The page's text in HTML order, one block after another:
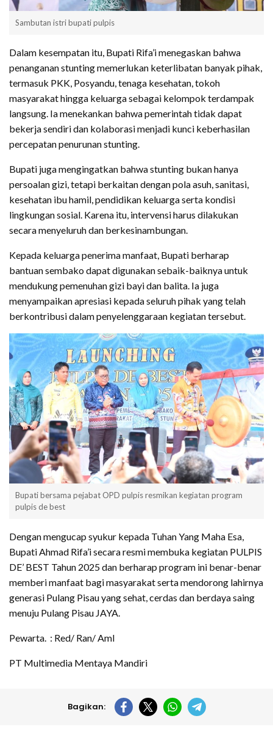
Sambutan istri bupati pulpis
Dalam kesempatan itu, Bupati Rifa’i menegaskan bahwa
penanganan stunting memerlukan keterlibatan banyak pihak,
termasuk PKK, Posyandu, tenaga kesehatan, tokoh
masyarakat hingga keluarga sebagai kelompok terdampak
langsung. Ia menekankan bahwa pemerintah tidak dapat
bekerja sendiri dan kolaborasi menjadi kunci keberhasilan
percepatan penurunan stunting.
Bupati juga mengingatkan bahwa stunting bukan hanya
persoalan gizi, tetapi berkaitan dengan pola asuh, sanitasi,
kesehatan ibu hamil, pendidikan keluarga serta kondisi
lingkungan sosial. Karena itu, intervensi harus dilakukan
secara menyeluruh dan berkesinambungan.
Kepada keluarga penerima manfaat, Bupati berharap
bantuan sembako dapat digunakan sebaik-baiknya untuk
mendukung pemenuhan gizi bayi dan balita. Ia juga
menyampaikan apresiasi kepada seluruh pihak yang telah
berkontribusi dalam penyelenggaraan kegiatan tersebut.
Bupati bersama pejabat OPD pulpis resmikan kegiatan program
pulpis de best
Dengan mengucap syukur kepada Tuhan Yang Maha Esa,
Bupati Ahmad Rifa’i secara resmi membuka kegiatan PULPIS
DE’ BEST Tahun 2025 dan berharap program ini benar-benar
memberi manfaat bagi masyarakat serta mendorong lahirnya
generasi Pulang Pisau yang sehat, cerdas dan berdaya saing
menuju Pulang Pisau JAYA.
Pewarta. : Red/ Ran/ Aml
PT Multimedia Mentaya Mandiri
Bagikan: